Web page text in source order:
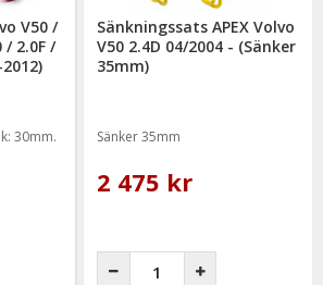
V50 /
/ 2.0F /
30mm.
Sänkningssats APEX Volvo
V50 2.4D 04/2004 - (Sänker
35mm)
Sänker 35mm
2 475 kr